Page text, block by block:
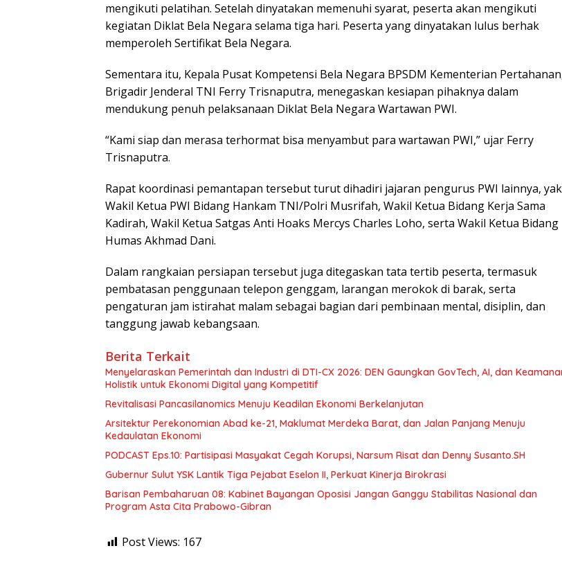
mengikuti pelatihan. Setelah dinyatakan memenuhi syarat, peserta akan mengikuti
kegiatan Diklat Bela Negara selama tiga hari. Peserta yang dinyatakan lulus berhak
memperoleh Sertifikat Bela Negara.
Sementara itu, Kepala Pusat Kompetensi Bela Negara BPSDM Kementerian
Brigadir Jenderal TNI Ferry Trisnaputra, menegaskan kesiapan pihaknya dalam
mendukung penuh pelaksanaan Diklat Bela Negara Wartawan PWI.
“Kami siap dan merasa terhormat bisa menyambut para wartawan PWI,” ujar Ferry
Trisnaputra.
Rapat koordinasi pemantapan tersebut turut dihadiri jajaran pengurus PWI lainnya,
Wakil Ketua PWI Bidang Hankam TNI/Polri Musrifah, Wakil Ketua Bidang Kerja Sama
Kadirah, Wakil Ketua Satgas Anti Hoaks Mercys Charles Loho, serta Wakil Ketua Bidang
Humas Akhmad Dani.
Dalam rangkaian persiapan tersebut juga ditegaskan tata tertib peserta, termasuk
pembatasan penggunaan telepon genggam, larangan merokok di barak, serta
pengaturan jam istirahat malam sebagai bagian dari pembinaan mental, disiplin, dan
tanggung jawab kebangsaan.
Berita Terkait
Menyelaraskan Pemerintah dan Industri di DTI-CX 2026: DEN Gaungkan GovTech, AI, dan
Holistik untuk Ekonomi Digital yang Kompetitif
Revitalisasi Pancasilanomics Menuju Keadilan Ekonomi Berkelanjutan
Arsitektur Perekonomian Abad ke-21, Maklumat Merdeka Barat, dan Jalan Panjang Menuju
Kedaulatan Ekonomi
PODCAST Eps.10: Partisipasi Masyakat Cegah Korupsi, Narsum Risat dan Denny Susanto.SH
Gubernur Sulut YSK Lantik Tiga Pejabat Eselon II, Perkuat Kinerja Birokrasi
Barisan Pembaharuan 08: Kabinet Bayangan Oposisi Jangan Ganggu Stabilitas Nasional dan
Program Asta Cita Prabowo-Gibran
Post Views: 167